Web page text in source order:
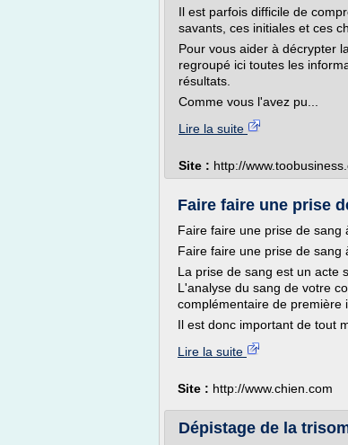
Il est parfois difficile de
savants, ces initiales et ces
Pour vous aider à décrypter
regroupé ici toutes les
résultats.
Comme vous l'avez pu...
Lire la suite
Site : http://
Faire faire une prise
Faire faire une prise de sang
Faire faire une prise de sang
La prise de sang est un acte
L'analyse du sang de votre
complémentaire de première
Il est donc important de tout
Lire la suite
Site : http://www.chien.com
Dépistage de la